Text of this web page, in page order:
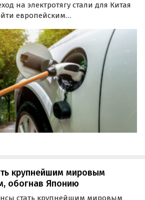
на электротягу стали для Китая
европейским
и по производству
пишет Bloomberg.
крупнейшим мировым
обогнав Японию
стать крупнейшим мировым